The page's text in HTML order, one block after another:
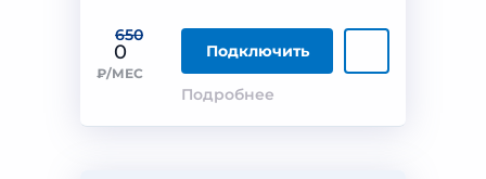
650
0
₽/МЕС
Подключить
Подробнее